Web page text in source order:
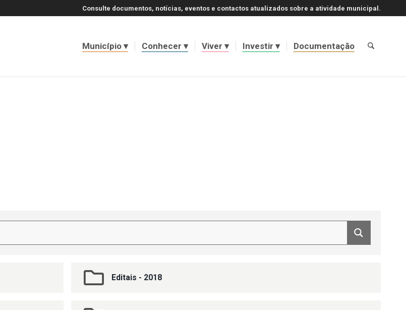
Consulte documentos, notícias, eventos e contactos atualizados sobre a atividade municipal.
Município Conhecer Viver Investir Documentação
Editais - 2018